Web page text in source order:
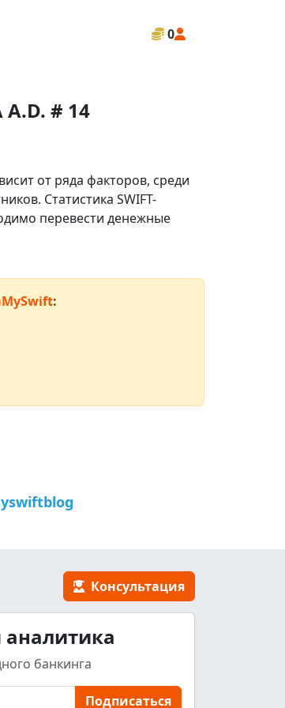
0
# 14
от ряда факторов, среди
Статистика SWIFT-
перевести денежные
:
Консультация
банкинга
Подписаться